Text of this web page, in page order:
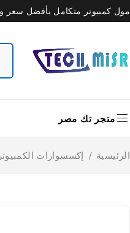
مول كمبيوتر متكامل بأفضل سعر
متجر تك مصر
الرئيسية / إكسسوارات الكمبيوتر